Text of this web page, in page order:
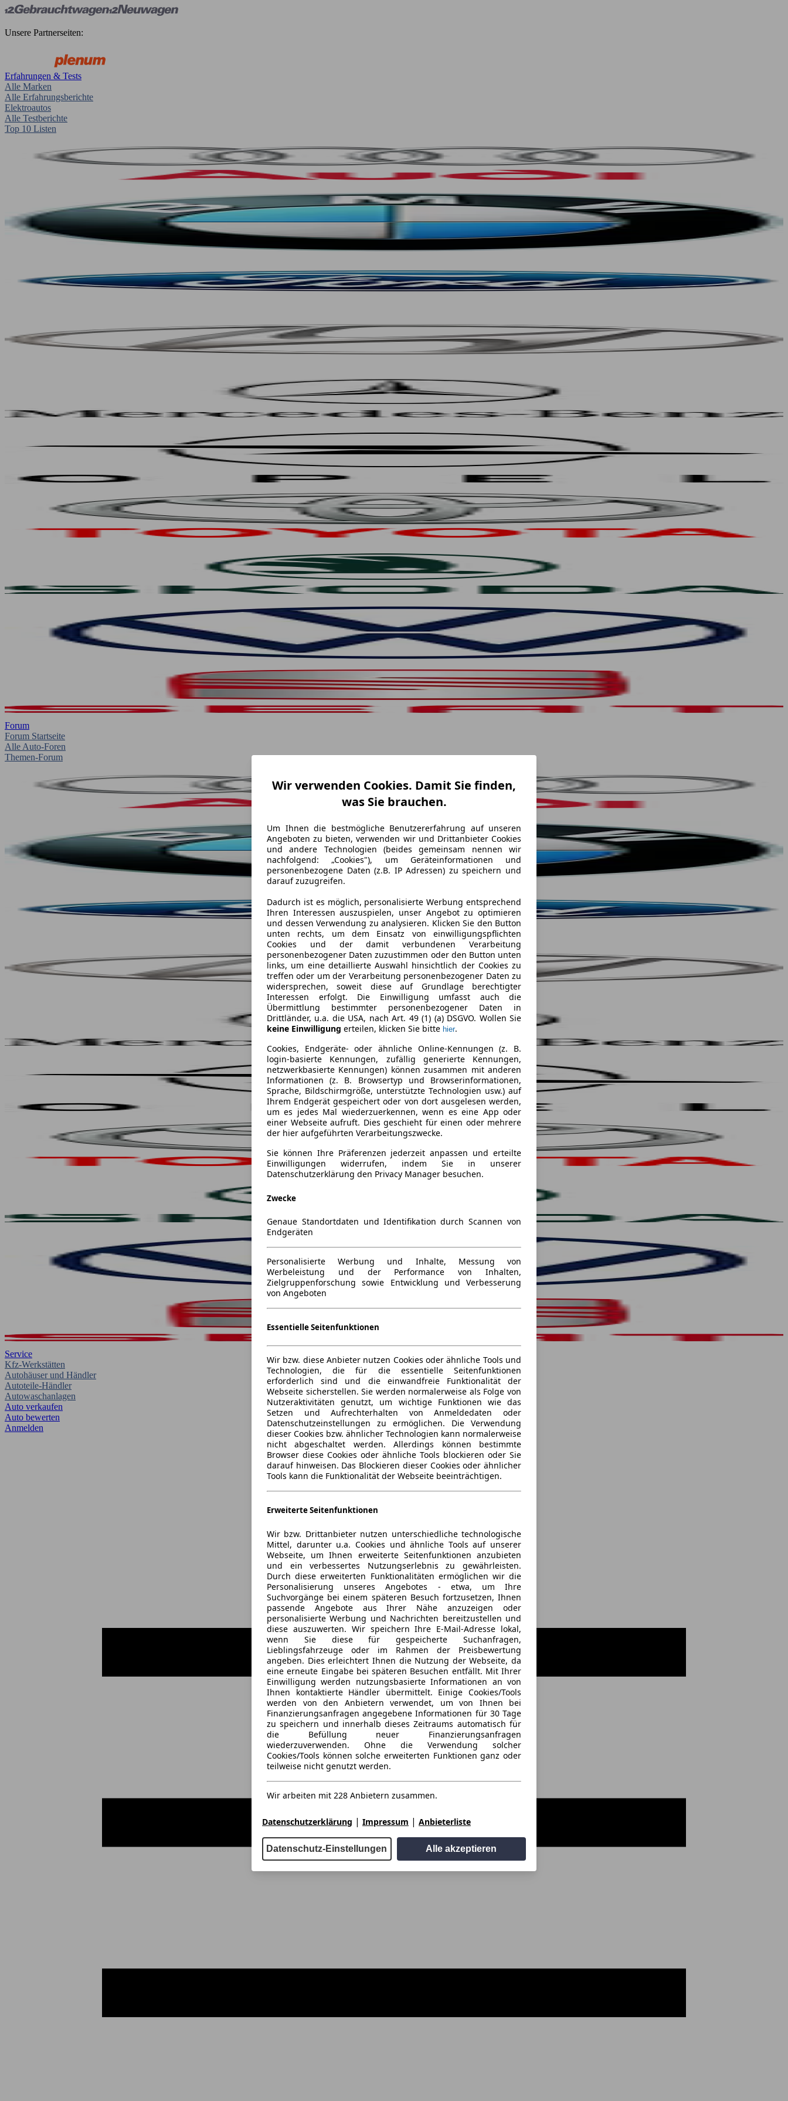
Unsere Partnerseiten:
Erfahrungen & Tests
Alle Marken
Alle Erfahrungsberichte
Elektroautos
Alle Testberichte
Top 10 Listen
Forum
Forum Startseite
Alle Auto-Foren
Themen-Forum
Service
Kfz-Werkstätten
Autohäuser und Händler
Autoteile-Händler
Autowaschanlagen
Auto verkaufen
Auto bewerten
Anmelden
Wir verwenden Cookies. Damit Sie finden,
was Sie brauchen.
Um Ihnen die bestmögliche Benutzererfahrung auf unseren
Angeboten zu bieten, verwenden wir und Drittanbieter Cookies
und andere Technologien (beides gemeinsam nennen wir
nachfolgend: „Cookies"), um Geräteinformationen und
personenbezogene Daten (z.B. IP Adressen) zu speichern und
darauf zuzugreifen.
Dadurch ist es möglich, personalisierte Werbung entsprechend
Ihren Interessen auszuspielen, unser Angebot zu optimieren
und dessen Verwendung zu analysieren. Klicken Sie den Button
unten rechts, um dem Einsatz von einwilligungspflichten
Cookies und der damit verbundenen Verarbeitung
personenbezogener Daten zuzustimmen oder den Button unten
links, um eine detaillierte Auswahl hinsichtlich der Cookies zu
treffen oder um der Verarbeitung personenbezogener Daten zu
widersprechen, soweit diese auf Grundlage berechtigter
Interessen erfolgt. Die Einwilligung umfasst auch die
Übermittlung bestimmter personenbezogener Daten in
Drittländer, u.a. die USA, nach Art. 49 (1) (a) DSGVO. Wollen Sie
keine Einwilligung erteilen, klicken Sie bitte hier.
Cookies, Endgeräte- oder ähnliche Online-Kennungen (z. B.
login-basierte Kennungen, zufällig generierte Kennungen,
netzwerkbasierte Kennungen) können zusammen mit anderen
Informationen (z. B. Browsertyp und Browserinformationen,
Sprache, Bildschirmgröße, unterstützte Technologien usw.) auf
Ihrem Endgerät gespeichert oder von dort ausgelesen werden,
um es jedes Mal wiederzuerkennen, wenn es eine App oder
einer Webseite aufruft. Dies geschieht für einen oder mehrere
der hier aufgeführten Verarbeitungszwecke.
Sie können Ihre Präferenzen jederzeit anpassen und erteilte
Einwilligungen widerrufen, indem Sie in unserer
Datenschutzerklärung den Privacy Manager besuchen.
Zwecke
Genaue Standortdaten und Identifikation durch Scannen von
Endgeräten
Personalisierte Werbung und Inhalte, Messung von
Werbeleistung und der Performance von Inhalten,
Zielgruppenforschung sowie Entwicklung und Verbesserung
von Angeboten
Essentielle Seitenfunktionen
Wir bzw. diese Anbieter nutzen Cookies oder ähnliche Tools und
Technologien, die für die essentielle Seitenfunktionen
erforderlich sind und die einwandfreie Funktionalität der
Webseite sicherstellen. Sie werden normalerweise als Folge von
Nutzeraktivitäten genutzt, um wichtige Funktionen wie das
Setzen und Aufrechterhalten von Anmeldedaten oder
Datenschutzeinstellungen zu ermöglichen. Die Verwendung
dieser Cookies bzw. ähnlicher Technologien kann normalerweise
nicht abgeschaltet werden. Allerdings können bestimmte
Browser diese Cookies oder ähnliche Tools blockieren oder Sie
darauf hinweisen. Das Blockieren dieser Cookies oder ähnlicher
Tools kann die Funktionalität der Webseite beeinträchtigen.
Erweiterte Seitenfunktionen
Wir bzw. Drittanbieter nutzen unterschiedliche technologische
Mittel, darunter u.a. Cookies und ähnliche Tools auf unserer
Webseite, um Ihnen erweiterte Seitenfunktionen anzubieten
und ein verbessertes Nutzungserlebnis zu gewährleisten.
Durch diese erweiterten Funktionalitäten ermöglichen wir die
Personalisierung unseres Angebotes - etwa, um Ihre
Suchvorgänge bei einem späteren Besuch fortzusetzen, Ihnen
passende Angebote aus Ihrer Nähe anzuzeigen oder
personalisierte Werbung und Nachrichten bereitzustellen und
diese auszuwerten. Wir speichern Ihre E-Mail-Adresse lokal,
wenn Sie diese für gespeicherte Suchanfragen,
Lieblingsfahrzeuge oder im Rahmen der Preisbewertung
angeben. Dies erleichtert Ihnen die Nutzung der Webseite, da
eine erneute Eingabe bei späteren Besuchen entfällt. Mit Ihrer
Einwilligung werden nutzungsbasierte Informationen an von
Ihnen kontaktierte Händler übermittelt. Einige Cookies/Tools
werden von den Anbietern verwendet, um von Ihnen bei
Finanzierungsanfragen angegebene Informationen für 30 Tage
zu speichern und innerhalb dieses Zeitraums automatisch für
die Befüllung neuer Finanzierungsanfragen
wiederzuverwenden. Ohne die Verwendung solcher
Cookies/Tools können solche erweiterten Funktionen ganz oder
teilweise nicht genutzt werden.
Wir arbeiten mit 228 Anbietern zusammen.
Datenschutzerklärung | Impressum | Anbieterliste
Datenschutz-Einstellungen Alle akzeptieren